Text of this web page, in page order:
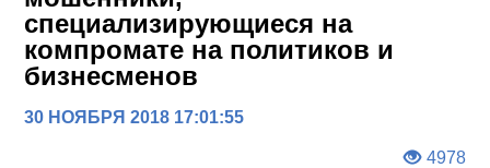
специализирующиеся на
компромате на политиков и
бизнесменов
30 НОЯБРЯ 2018 17:01:55
4978